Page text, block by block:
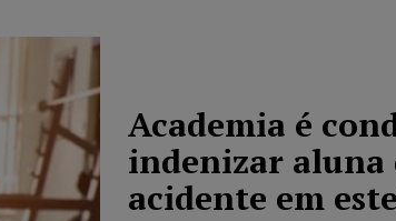
Academia é
indenizar aluna
acidente em